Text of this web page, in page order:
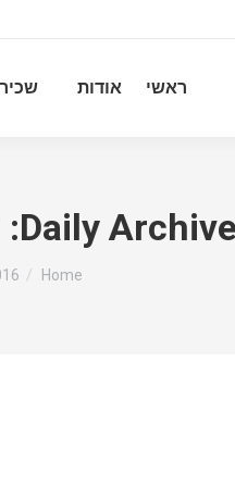
ראשי אודות
Daily
You are here:
Home